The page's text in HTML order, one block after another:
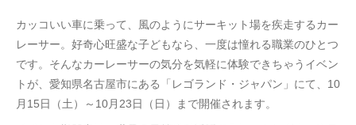
カッコいい車に乗って、風のようにサーキット場を疾走するカー
レーサー。好奇心旺盛な子どもなら、一度は憧れる職業のひとつ
です。そんなカーレーサーの気分を気軽に体験できちゃうイベン
トが、愛知県名古屋市にある「レゴランド・ジャパン」にて、10
月15日（土）～10月23日（日）まで開催されます。